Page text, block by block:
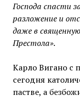
Господа спасти
разложение и
даже в
Престола».
Карло Вигано с
сегодня
пастве, а